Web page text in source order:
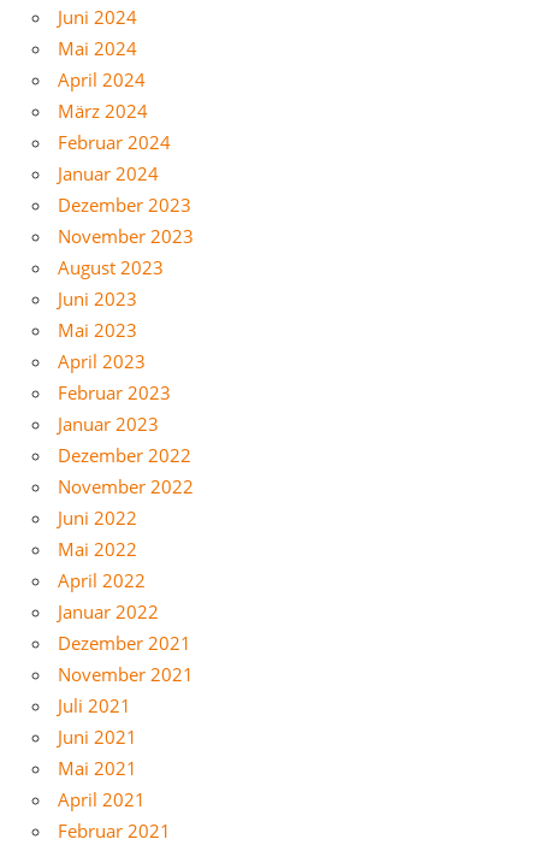
Juni 2024
Mai 2024
April 2024
März 2024
Februar 2024
Januar 2024
Dezember 2023
November 2023
August 2023
Juni 2023
Mai 2023
April 2023
Februar 2023
Januar 2023
Dezember 2022
November 2022
Juni 2022
Mai 2022
April 2022
Januar 2022
Dezember 2021
November 2021
Juli 2021
Juni 2021
Mai 2021
April 2021
Februar 2021